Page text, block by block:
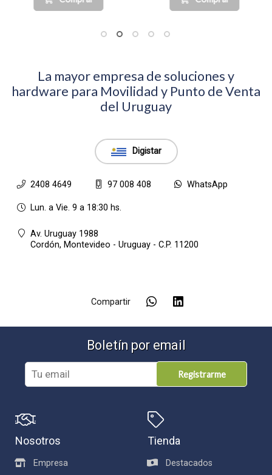
La mayor empresa de soluciones y
hardware para Movilidad y Punto de Venta
del Uruguay
Digistar
2408 4649 97 008 408 WhatsApp
Lun. a Vie. 9 a 18:30 hs.
Av. Uruguay 1988
Cordón, Montevideo - Uruguay - C.P. 11200
Compartir
Boletín por email
Registrarme
Nosotros
Empresa
Tienda
Destacados